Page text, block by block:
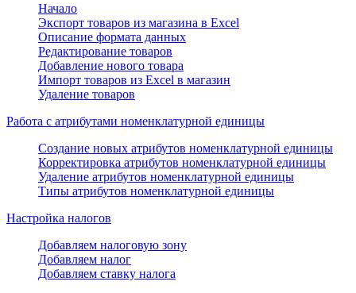
Начало
Экспорт товаров из магазина в Excel
Описание формата данных
Редактирование товаров
Добавление нового товара
Импорт товаров из Excel в магазин
Удаление товаров
Работа с атрибутами номенклатурной единицы
Создание новых атрибутов номенклатурной единицы
Корректировка атрибутов номенклатурной единицы
Удаление атрибутов номенклатурной единицы
Типы атрибутов номенклатурной единицы
Настройка налогов
Добавляем налоговую зону
Добавляем налог
Добавляем ставку налога